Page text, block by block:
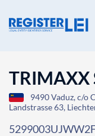
9490 Vaduz, c/o
Landstrasse 63,